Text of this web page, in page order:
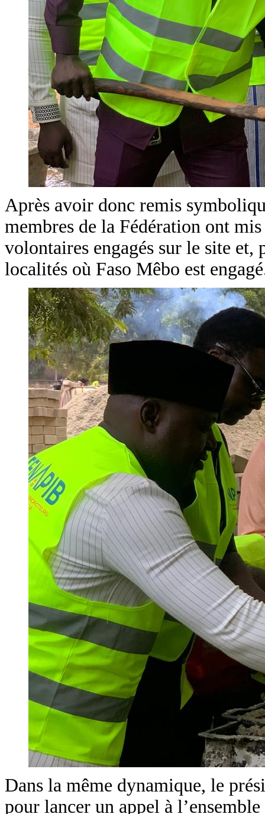
Après avoir donc remis
membres de la Fédération ont
volontaires engagés sur le site et,
localités où Faso Mêbo est
Dans la même dynamique, le
pour lancer un appel à